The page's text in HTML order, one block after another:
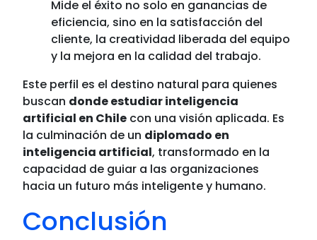
Mide el éxito no solo en ganancias de
eficiencia, sino en la satisfacción del
cliente, la creatividad liberada del equipo
y la mejora en la calidad del trabajo.
Este perfil es el destino natural para quienes
buscan donde estudiar inteligencia
artificial en Chile con una visión aplicada. Es
la culminación de un diplomado en
inteligencia artificial, transformado en la
capacidad de guiar a las organizaciones
hacia un futuro más inteligente y humano.
Conclusión